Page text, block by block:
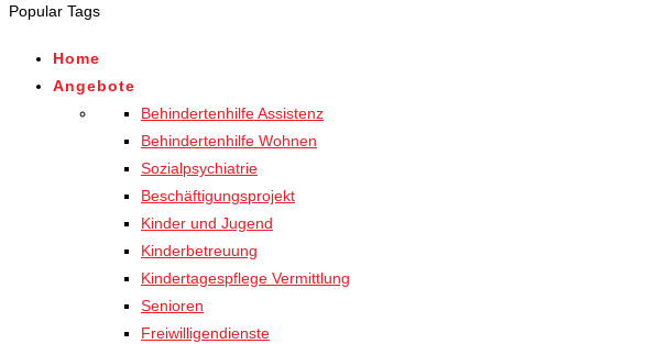
for results.
Popular Tags
Home
Angebote
Behindertenhilfe Assistenz
Behindertenhilfe Wohnen
Sozialpsychiatrie
Beschäftigungsprojekt
Kinder und Jugend
Kinderbetreuung
Kindertagespflege Vermittlung
Senioren
Freiwilligendienste